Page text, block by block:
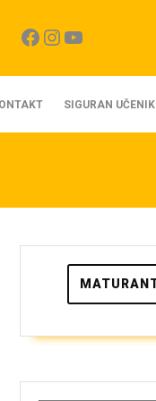
Facebook
Instagram
YouTube
SIGURAN UČENIK